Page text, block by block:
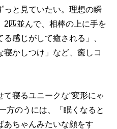
っと見ていたい。理想の瞬
2匹並んで、相棒の上に手を
感じがして癒される」、
寝かしつけ」など、癒しコ
寝るユニークな“変形にゃ
方のうには、「眠くなると
あちゃんみたいな顔をす